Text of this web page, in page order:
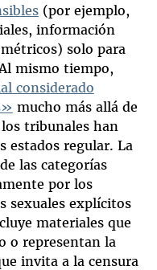
(por ejemplo,
información
solo para
mismo tiempo,
considerado
mucho más allá de
tribunales han
estados regular. La
las categorías
por los
sexuales explícitos
materiales que
o representan la
invita a la censura